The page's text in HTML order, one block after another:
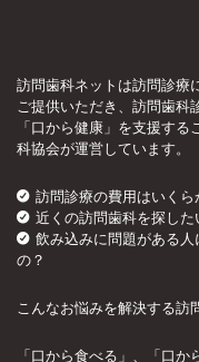
訪問歯科ネットは訪問診療
ご提供いただき、訪問歯科
「口から健康」を支援す
科協会が運営しています。
訪問診療の費用はいくら
近くの訪問歯科を探した
飲み込みに問題がある
の？
こんなお悩みを解決する訪
「口から食べる」、「口